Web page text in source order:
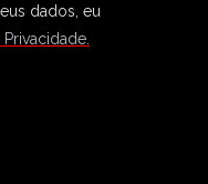
dados, eu